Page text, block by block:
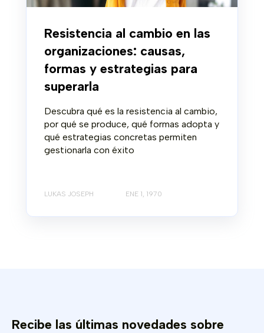
Resistencia al cambio en las
organizaciones: causas,
formas y estrategias para
superarla
Descubra qué es la resistencia al cambio,
por qué se produce, qué formas adopta y
qué estrategias concretas permiten
gestionarla con éxito
LUKAS JOSEPH ENE 1, 1970
Recibe las últimas novedades sobre